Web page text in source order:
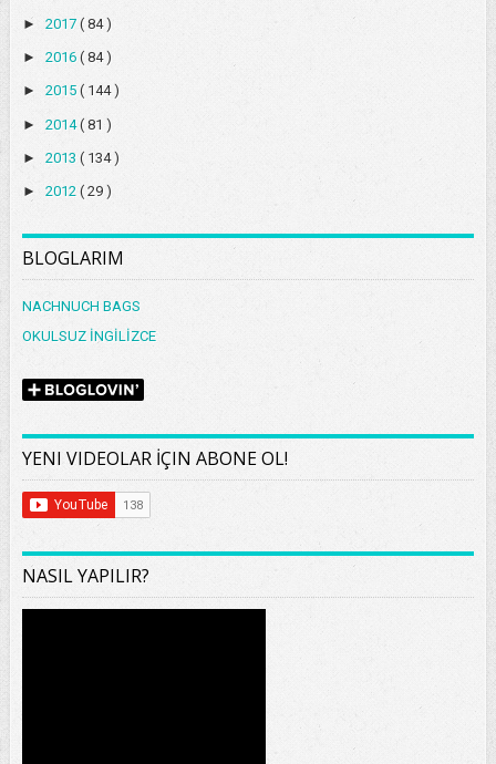
► 2017 ( 84 )
► 2016 ( 84 )
► 2015 ( 144 )
► 2014( 81 )
► 2013 ( 134 )
► 2012 ( 29 )
BLOGLARIM
NACHNUCH BAGS
OKULSUZ İNGİLİZCE
YENI VIDEOLAR İÇIN ABONE OL!
NASIL YAPILIR?